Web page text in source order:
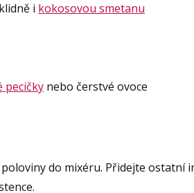
i kokosovou smetanu
pecičky nebo čerstvé ovoce
do mixéru. Přidejte ostatní